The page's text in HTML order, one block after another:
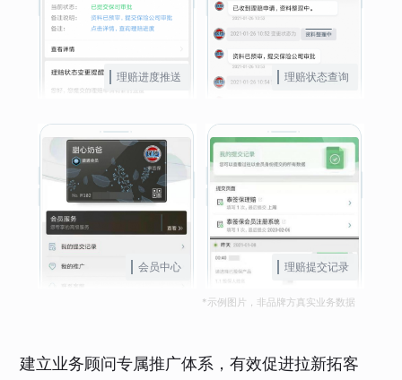
理赔进度推送 理赔状态查询
会员中心 理赔提交记录
*示例图片，非品牌方真实业务数据
建立业务顾问专属推广体系，有效促进拉新拓客